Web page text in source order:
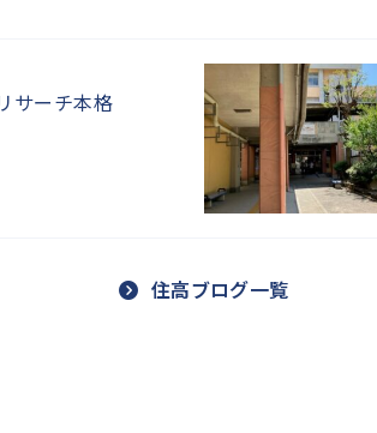
サーチ本格
住高ブログ一覧